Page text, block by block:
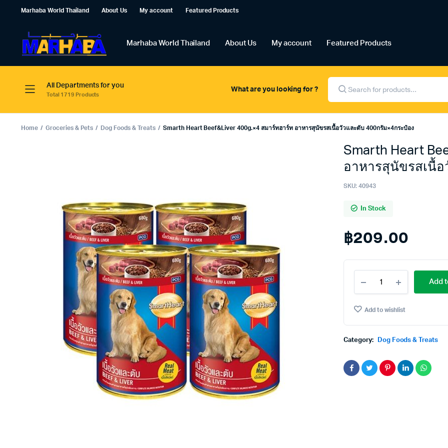
Marhaba World Thailand About Us My account Featured Products
Marhaba World Thailand About Us My account Featured Products
All Departments for you
Total 1719 Products
What are you looking for ?
Products
search
Home Groceries & Pets Dog Foods & Treats Smarth Heart Beef&Liver 400g.×4 สมาร์ทฮาร์ท อาหารสุนัขรสเนื้อวัวและตับ 400กรัม×4กระป๋อง
Smarth Heart
อาหารสุนัขรสเนื้
SKU: 40943
In Stock
฿209.00
Heart
Beef&Liver
สมา
อาหาร
รส
เนื้อ
Add
Add to wishlist
Category: Dog Foods & Treats